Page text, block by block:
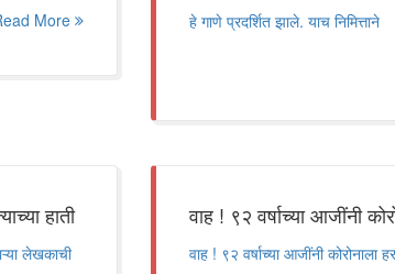
More
हे गाणे प्रदर्शित झाले. याच निमित्ताने
हाती
लेखकाची
वाह ! ९२ वर्षाच्या आजींनी
वाह ! ९२ वर्षाच्या आजींनी कोरोनाला